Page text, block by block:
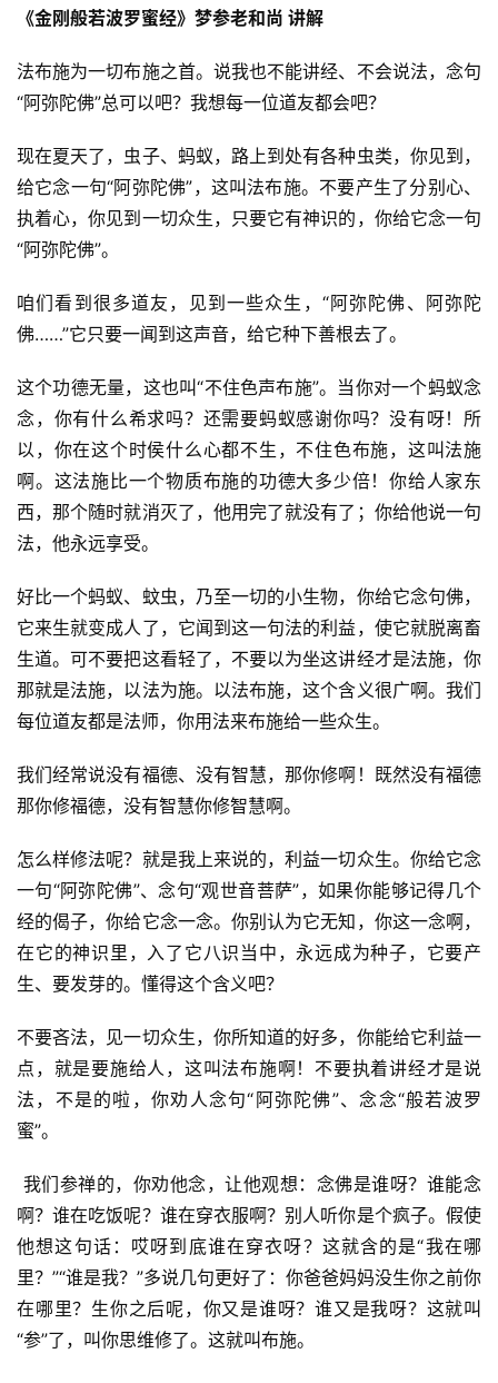
资
讯
八
点
音
高
僧
访
谈
《金刚般若波罗蜜经》 梦参老和尚 讲解
法布施为一切布施之首。说我也不能讲经、不会说法，念句
“阿弥陀佛”总可以吧？我想每一位道友都会吧？
现在夏天了，虫子、蚂蚁，路上到处有各种虫类，你见到，
给它念一句“阿弥陀佛”，这叫法布施。不要产生了分别心、
执着心，你见到一切众生，只要它有神识的，你给它念一句
“阿弥陀佛”。
咱们看到很多道友，见到一些众生，“阿弥陀佛、阿弥陀
佛……”它只要一闻到这声音，给它种下善根去了。
这个功德无量，这也叫“不住色声布施”。当你对一个蚂蚁念
念，你有什么希求吗？还需要蚂蚁感谢你吗？没有呀！所
以，你在这个时侯什么心都不生，不住色布施，这叫法施
啊。这法施比一个物质布施的功德大多少倍！你给人家东
西，那个随时就消灭了，他用完了就没有了；你给他说一句
法，他永远享受。
好比一个蚂蚁、蚊虫，乃至一切的小生物，你给它念句佛，
它来生就变成人了，它闻到这一句法的利益，使它就脱离畜
生道。可不要把这看轻了，不要以为坐这讲经才是法施，你
那就是法施，以法为施。以法布施，这个含义很广啊。我们
每位道友都是法师，你用法来布施给一些众生。
我们经常说没有福德、没有智慧，那你修啊！既然没有福德
那你修福德，没有智慧你修智慧啊。
怎么样修法呢？就是我上来说的，利益一切众生。你给它念
一句“阿弥陀佛”、念句“观世音菩萨”，如果你能够记得几个
经的偈子，你给它念一念。你别认为它无知，你这一念啊，
在它的神识里，入了它八识当中，永远成为种子，它要产
生、要发芽的。懂得这个含义吧？
不要吝法，见一切众生，你所知道的好多，你能给它利益一
点，就是要施给人，这叫法布施啊！不要执着讲经才是说
法，不是的啦，你劝人念句“阿弥陀佛”、念念“般若波罗
蜜”。
我们参禅的，你劝他念，让他观想：念佛是谁呀？谁能念
啊？谁在吃饭呢？谁在穿衣服啊？别人听你是个疯子。假使
他想这句话：哎呀到底谁在穿衣呀？这就含的是“我在哪
里？”“谁是我？”多说几句更好了：你爸爸妈妈没生你之前你
在哪里？生你之后呢，你又是谁呀？谁又是我呀？这就叫
“参”了，叫你思维修了。这就叫布施。